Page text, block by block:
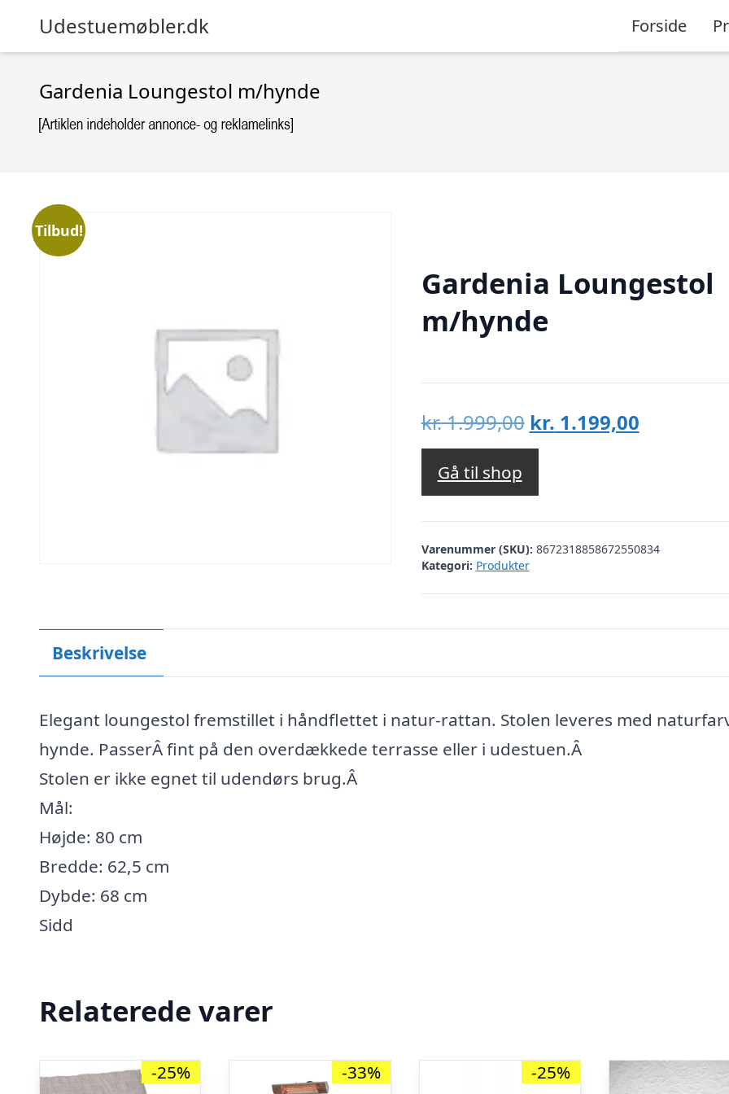
Udestuemøbler.dk Forside
Gardenia Loungestol m/hynde
Tilbud!
Gardenia Loungestol
m/hynde
kr.1.999,00 Den
oprindelige
var:
kr. 1.999,00.
kr. 1.199,00Den
kr.
Gå til shop
Varenummer (SKU): 8672318858672550834
Kategori: Produkter
Beskrivelse
Elegant loungestol fremstillet i håndflettet i natur-rattan. Stolen leveres med
hynde. PasserÂ fint på den overdækkede terrasse eller i udestuen.Â
Stolen er ikke egnet til udendørs brug.Â
Mål:
Højde: 80 cm
Bredde: 62,5 cm
Dybde: 68 cm
Sidd
Relaterede varer
-25% -33% -25%